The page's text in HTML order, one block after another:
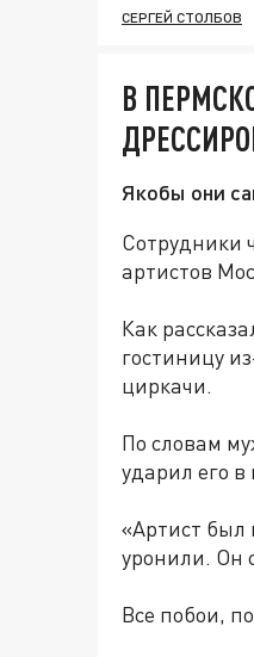
СЕРГЕЙ СТОЛБОВ
В
Якобы они
Сотрудники
артистов
Как
гостиницу
циркачи.
По словам
ударил его
«Артист был
уронили. Он
Все побои,